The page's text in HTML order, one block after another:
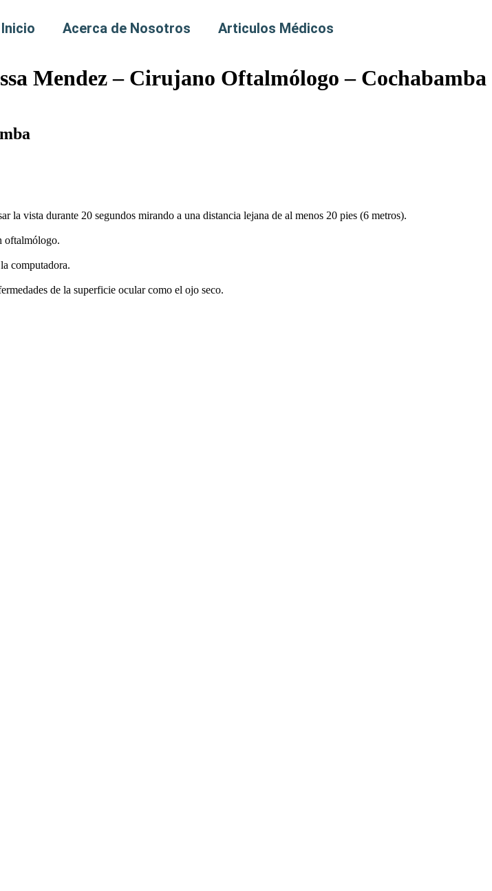
Inicio Acerca de Nosotros Articulos Médicos
Mendez – Cirujano Oftalmólogo – Cochabamba
la vista durante 20 segundos mirando a una distancia lejana de al menos 20 pies (6 metros).
oftalmólogo.
computadora.
de la superficie ocular como el ojo seco.